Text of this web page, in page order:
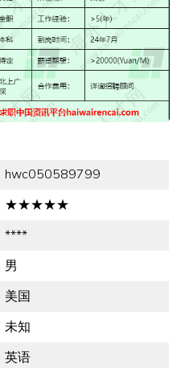
hwc050589799
★★★★★
****
男
美国
未知
英语